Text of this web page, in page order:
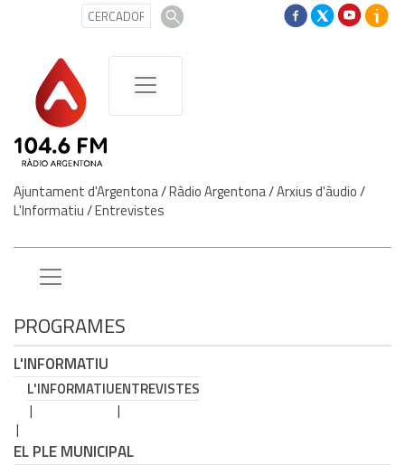
Ajuntament d'Argentona/Ràdio Argentona/Arxius d'àudio/
L'Informatiu/Entrevistes
PROGRAMES
L'INFORMATIU
L'INFORMATIUENTREVISTES
EL PLE MUNICIPAL